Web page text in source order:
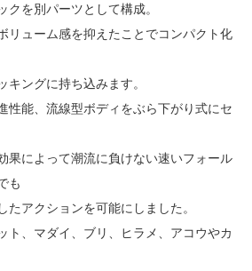
クを別パーツとして構成。
リューム感を抑えたことでコンパクト化
キングに持ち込みます。
性能、流線型ボディをぶら下がり式にセ
果によって潮流に負けない速いフォール
も
たアクションを可能にしました。
ト、マダイ、ブリ、ヒラメ、アコウやカ